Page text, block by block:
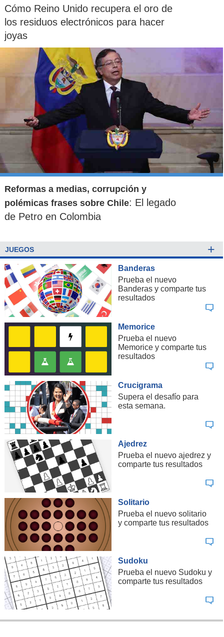
Cómo Reino Unido recupera el oro de
los residuos electrónicos para hacer
joyas
Reformas a medias, corrupción y
polémicas frases sobre Chile: El legado
de Petro en Colombia
JUEGOS +
Banderas
Prueba el nuevo
Banderas y comparte tus
resultados
Memorice
Prueba el nuevo
Memorice y comparte tus
resultados
Crucigrama
Supera el desafío para
esta semana.
Ajedrez
Prueba el nuevo ajedrez y
comparte tus resultados
Solitario
Prueba el nuevo solitario
y comparte tus resultados
Sudoku
Prueba el nuevo Sudoku y
comparte tus resultados